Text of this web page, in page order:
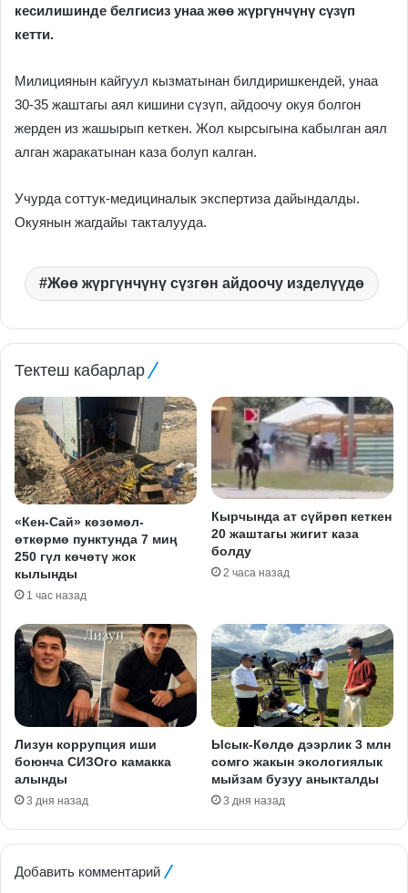
кесилишинде белгисиз унаа жөө жүргүнчүнү сүзүп
кетти.
Милициянын кайгуул кызматынан билдиришкендей, унаа
30-35 жаштагы аял кишини сүзүп, айдоочу окуя болгон
жерден из жашырып кеткен. Жол кырсыгына кабылган аял
алган жаракатынан каза болуп калган.
Учурда соттук-медициналык экспертиза дайындалды.
Окуянын жагдайы такталууда.
Жөө жүргүнчүнү сүзгөн айдоочу изделүүдө
Тектеш кабарлар
«Кен-Сай» көзөмөл-
өткөрмө пунктунда 7 миң
250 гүл көчөтү жок
кылынды
1 час назад
Кырчында ат сүйрөп кеткен
20 жаштагы жигит каза
болду
2 часа назад
Лизун коррупция иши
боюнча СИЗОго камакка
алынды
3 дня назад
Ысык-Көлдө дээрлик 3 млн
сомго жакын экологиялык
мыйзам бузуу аныкталды
3 дня назад
Добавить комментарий